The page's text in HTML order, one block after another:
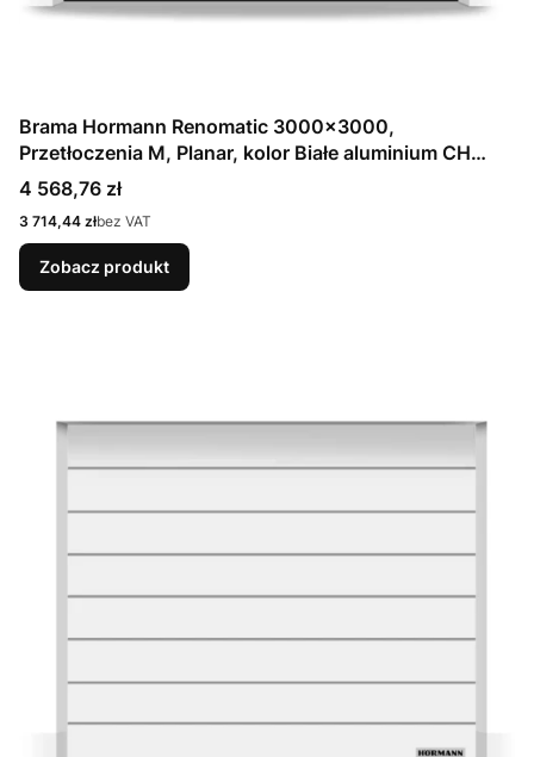
Brama Hormann Renomatic 3000x3000,
Przetłoczenia M, Planar, kolor Białe aluminium CH
9006 Matt deluxe + Prowadzenie N
Cena
4 568,76 zł
Cena
3 714,44 złbez VAT
Zobacz produkt